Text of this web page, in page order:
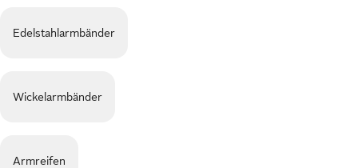
Edelstahlarmbänder
Wickelarmbänder
Armreifen